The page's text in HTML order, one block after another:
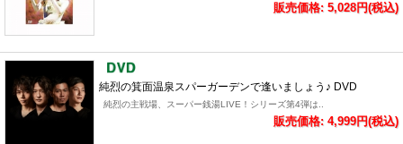
販売価格: 5,028円(税込)
純烈の箕面温泉スパーガーデンで逢いましょう♪ DVD
純烈の主戦場、スーパー銭湯LIVE！シリーズ第4弾は..
販売価格: 4,999円(税込)